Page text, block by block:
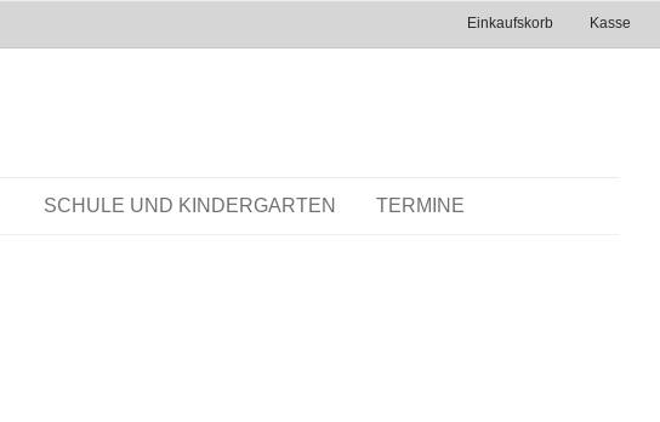
Einkaufskorb Kasse
SCHULE UND KINDERGARTEN TERMINE